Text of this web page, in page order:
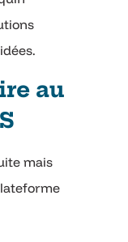
au
mais